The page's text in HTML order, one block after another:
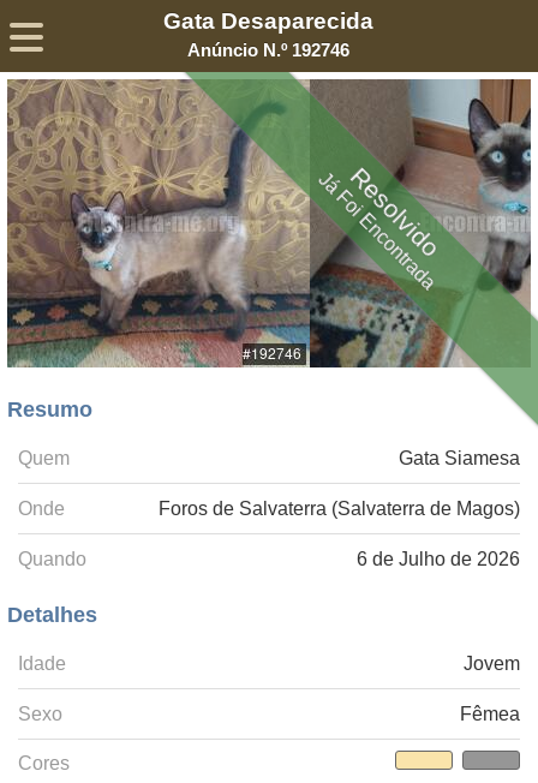
Resolvido
Já Foi Encontrada
Gata Desaparecida
Anúncio N.º 192746
Resumo
Quem Gata Siamesa
Onde Foros de Salvaterra (Salvaterra de Magos)
Quando 6 de Julho de 2026
Detalhes
Idade Jovem
Sexo Fêmea
Cores
Sobre Declaração de Privacidade Termos de Serviço
©2005-2026 Encontra-me® – Todos os Direitos Reservados